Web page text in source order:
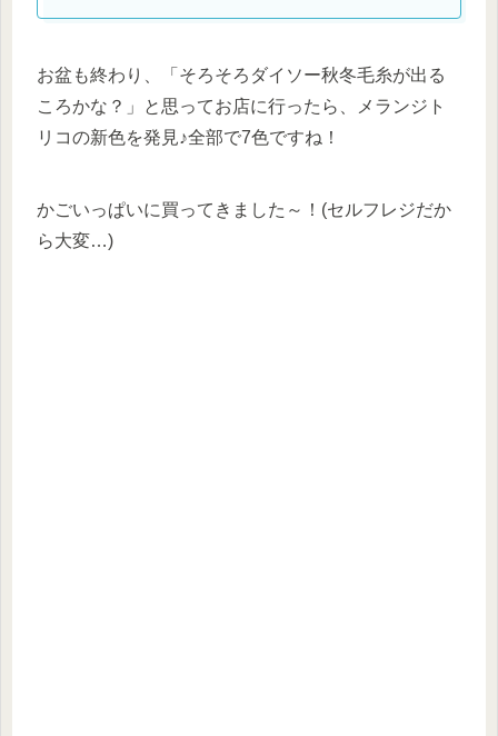
お盆も終わり、「そろそろダイソー秋冬毛糸が出る
ころかな？」と思ってお店に行ったら、メランジト
リコの新色を発見♪全部で7色ですね！
かごいっぱいに買ってきました～！(セルフレジだか
ら大変…)